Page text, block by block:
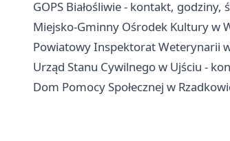
GOPS Białośliwie - kontakt,
Miejsko-Gminny Ośrodek Kultury w
Powiatowy Inspektorat Weterynarii
Urząd Stanu Cywilnego w Ujściu -
Dom Pomocy Społecznej w